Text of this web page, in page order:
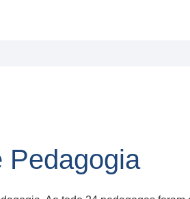
Pedagogia